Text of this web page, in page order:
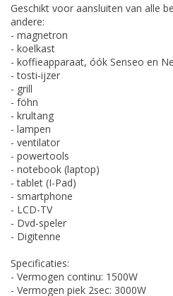
Geschikt voor aansluiten van alle
andere:
- magnetron
- koelkast
- koffieapparaat, óók Senseo en
- tosti-ijzer
- grill
- föhn
- krultang
- lampen
- ventilator
- powertools
- notebook (laptop)
- tablet (I-Pad)
- smartphone
- LCD-TV
- Dvd-speler
- Digitenne
Specificaties:
- Vermogen continu: 1500W
- Vermogen piek 2sec: 3000W